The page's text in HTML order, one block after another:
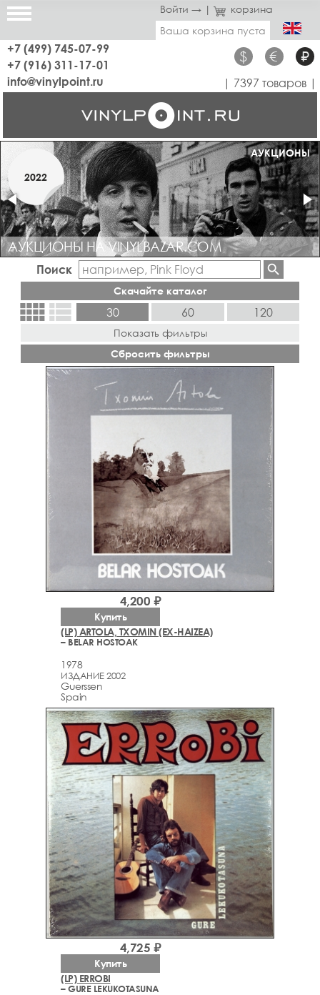
Войти → |
корзина
Ваша корзина пуста
+7 (499) 745-07-99
+7 (916) 311-17-01
$ € ₽
info@vinylpoint.ru | 7397 товаров |
МАГАЗИН ОТКРЫТ
МАРТ
2019
АУКЦИОНЫ
2022
АУКЦИОНЫ НА VINYLBAZAR.COM
Поиск
Скачайте каталог
view_comfyview_list 30 60 120
Показать фильтры
Сбросить фильтры
(LP) ARTOLA, TXOMIN (EX-HAIZEA)
– BELAR HOSTOAK
1978
ИЗДАНИЕ 2002
Guerssen
Spain
4,200 ₽
Купить
(LP) ERROBI
– GURE LEKUKOTASUNA
4,725 ₽
Купить